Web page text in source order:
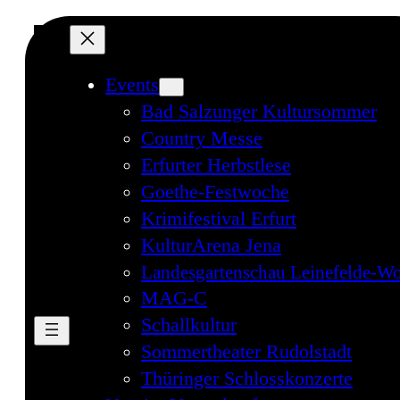
Events
Bad Salzunger Kultursommer
Country Messe
Erfurter Herbstlese
Goethe-Festwoche
Krimifestival Erfurt
KulturArena Jena
Landesgartenschau Leinefelde-
MAG-C
Schallkultur
Sommertheater Rudolstadt
Thüringer Schlosskonzerte